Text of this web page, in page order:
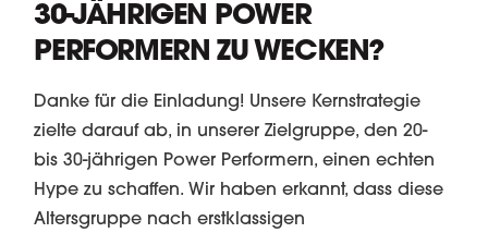
30-JÄHRIGEN POWER
PERFORMERN ZU WECKEN?
Danke für die Einladung! Unsere Kernstrategie
zielte darauf ab, in unserer Zielgruppe, den 20-
bis 30-jährigen Power Performern, einen echten
Hype zu schaffen. Wir haben erkannt, dass diese
Altersgruppe nach erstklassigen